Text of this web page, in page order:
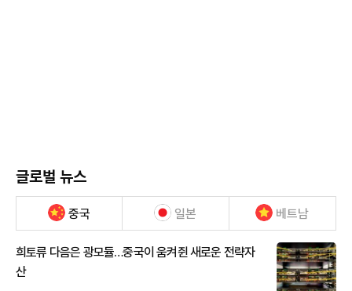
글로벌 뉴스
중국 일본 베트남
희토류 다음은 광모듈…중국이 움켜쥔 새로운 전략자
산